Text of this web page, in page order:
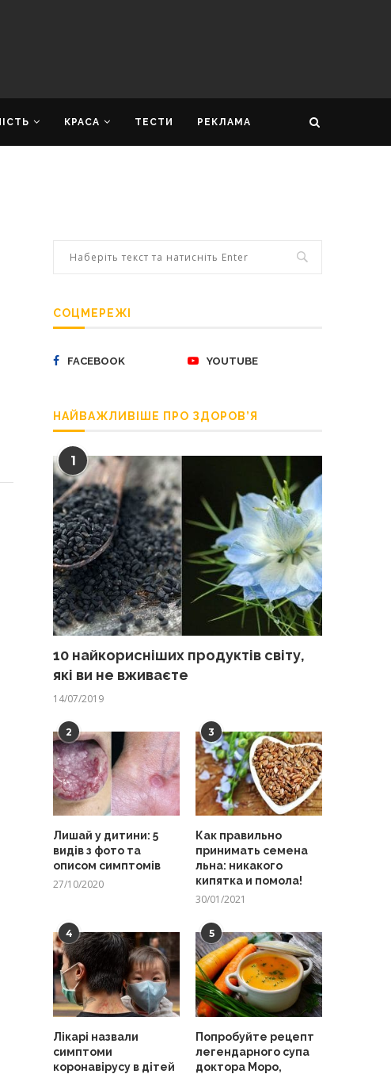
КРАСА ТЕСТИ РЕКЛАМА
СОЦМЕРЕЖІ
FACEBOOK YOUTUBE
НАЙВАЖЛИВІШЕ ПРО ЗДОРОВ’Я
1
10 найкорисніших продуктів світу,
які ви не вживаєте
14/07/2019
2
Лишай у дитини: 5
видів з фото та
описом симптомів
27/10/2020
3
Как правильно
принимать семена
льна: никакого
кипятка и помола!
30/01/2021
4
Лікарі назвали
симптоми
коронавірусу в дітей
5
Попробуйте рецепт
легендарного супа
доктора Моро,